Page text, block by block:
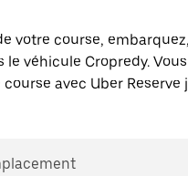
votre course,
le véhicule Cropredy.
avec Uber Reserve